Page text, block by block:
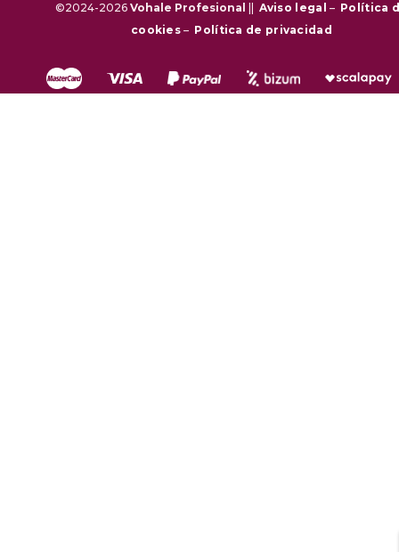
©2024-2026 Vohale Profesional Aviso legal – Política
cookies– Política de privacidad